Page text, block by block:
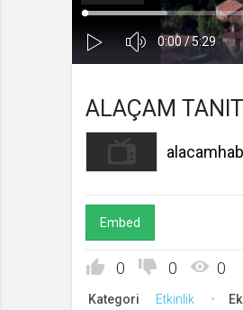
Kapa
Süre
0:00/Toplam
5:29
Yüklendi:
Yükleniyor:
ALAÇAM
Embed
0 0 0
Kategori Etkinlik